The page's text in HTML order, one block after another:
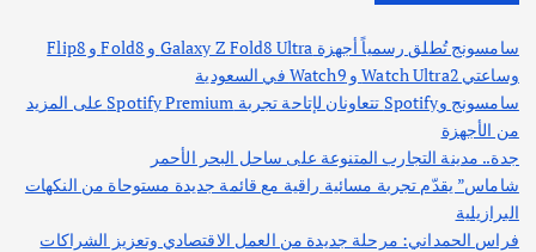
سامسونج تُطلق رسمياً أجهزة Galaxy Z Fold8 Ultra و Fold8 و Flip8
وساعتي Watch Ultra2 و Watch9 في السعودية
سامسونج وSpotify تتعاونان لإتاحة تجربة Spotify Premium على المزيد
من الأجهزة
جدة.. مدينة التجارب المتنوعة على ساحل البحر الأحمر
شاماس” يقدّم تجربة مسائية راقية مع قائمة جديدة مستوحاة من النكهات
البرازيلية
فراس الحمداني: مرحلة جديدة من العمل الاقتصادي وتعزيز الشراكات